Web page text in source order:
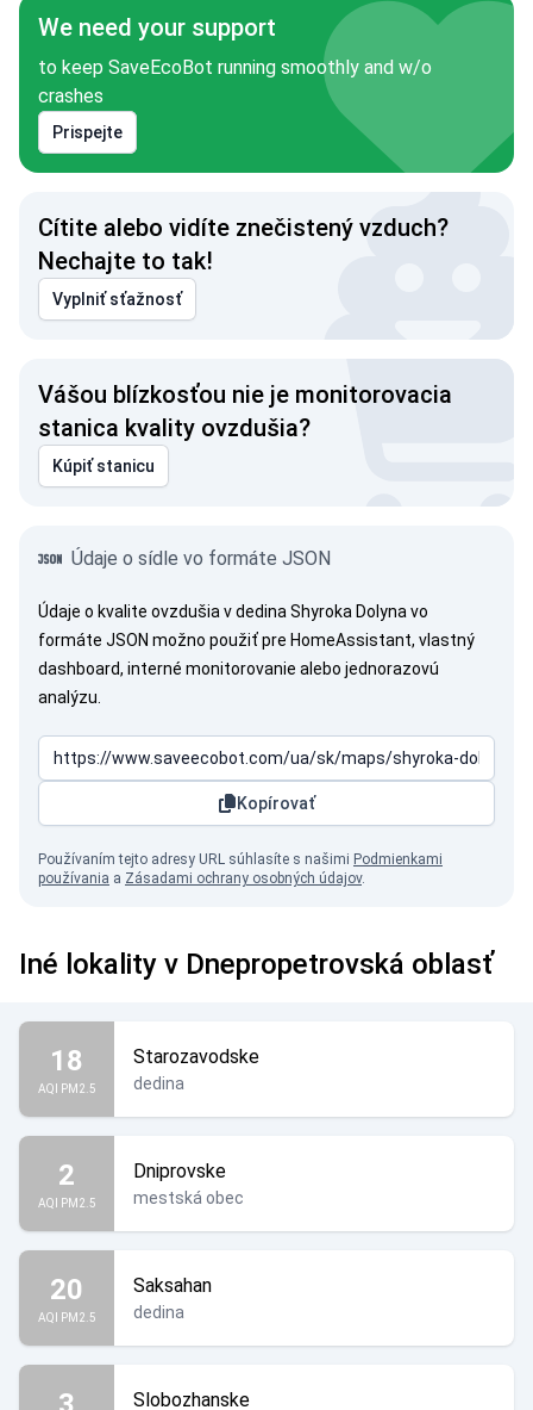
We need your support
to keep SaveEcoBot running smoothly and w/o
crashes
Prispejte
Cítite alebo vidíte znečistený vzduch?
Nechajte to tak!
Vyplniť sťažnosť
Vášou blízkosťou nie je monitorovacia
stanica kvality ovzdušia?
Kúpiť stanicu
Údaje o sídle vo formáte JSON
Údaje o kvalite ovzdušia v dedina Shyroka Dolyna vo
formáte JSON možno použiť pre HomeAssistant, vlastný
dashboard, interné monitorovanie alebo jednorazovú
analýzu.
Kopírovať
Používaním tejto adresy URL súhlasíte s našimi Podmienkami
používania a Zásadami ochrany osobných údajov.
Iné lokality v Dnepropetrovská oblasť
18
AQI PM2.5
Starozavodske
dedina
2
AQI PM2.5
Dniprovske
mestská obec
20
AQI PM2.5
Saksahan
dedina
Slobozhanske